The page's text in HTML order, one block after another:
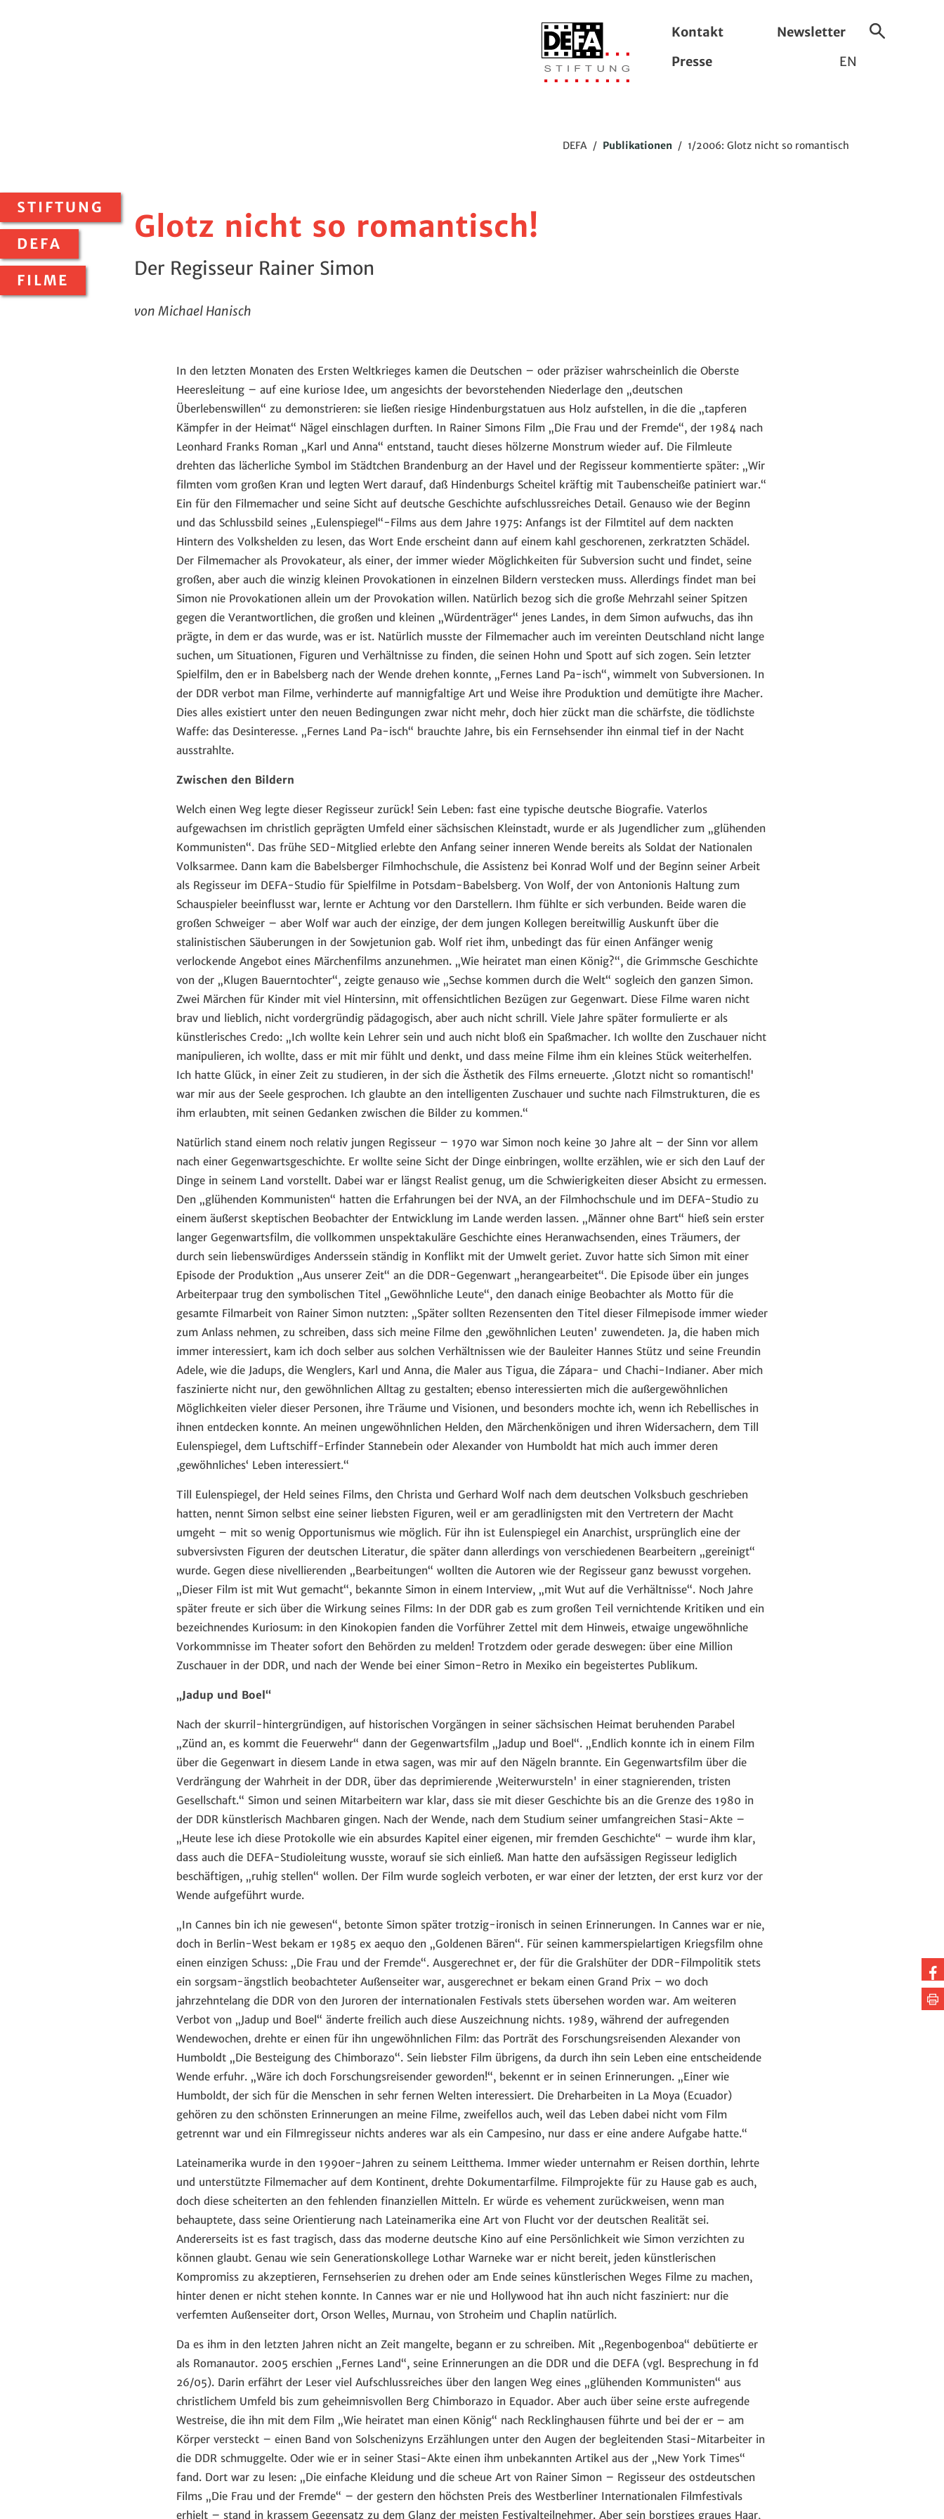
STIFTUNG
DEFA
FILME
Kontakt
Newsletter
Presse
EN
DEFA / Publikationen / 1/2006: Glotz nicht so romantisch
Glotz nicht so romantisch!
Der Regisseur Rainer Simon
von Michael Hanisch
In den letzten Monaten des Ersten Weltkrieges kamen die Deutschen – oder präziser wahrscheinlich die Oberste
Heeresleitung – auf eine kuriose Idee, um angesichts der bevorstehenden Niederlage den „deutschen
Überlebenswillen“ zu demonstrieren: sie ließen riesige Hindenburgstatuen aus Holz aufstellen, in die die „tapferen
Kämpfer in der Heimat“ Nägel einschlagen durften. In Rainer Simons Film „Die Frau und der Fremde“, der 1984 nach
Leonhard Franks Roman „Karl und Anna“ entstand, taucht dieses hölzerne Monstrum wieder auf. Die Filmleute
drehten das lächerliche Symbol im Städtchen Brandenburg an der Havel und der Regisseur kommentierte später: „Wir
filmten vom großen Kran und legten Wert darauf, daß Hindenburgs Scheitel kräftig mit Taubenscheiße patiniert war.“
Ein für den Filmemacher und seine Sicht auf deutsche Geschichte aufschlussreiches Detail. Genauso wie der Beginn
und das Schlussbild seines „Eulenspiegel“-Films aus dem Jahre 1975: Anfangs ist der Filmtitel auf dem nackten
Hintern des Volkshelden zu lesen, das Wort Ende erscheint dann auf einem kahl geschorenen, zerkratzten Schädel.
Der Filmemacher als Provokateur, als einer, der immer wieder Möglichkeiten für Subversion sucht und findet, seine
großen, aber auch die winzig kleinen Provokationen in einzelnen Bildern verstecken muss. Allerdings findet man bei
Simon nie Provokationen allein um der Provokation willen. Natürlich bezog sich die große Mehrzahl seiner Spitzen
gegen die Verantwortlichen, die großen und kleinen „Würdenträger“ jenes Landes, in dem Simon aufwuchs, das ihn
prägte, in dem er das wurde, was er ist. Natürlich musste der Filmemacher auch im vereinten Deutschland nicht lange
suchen, um Situationen, Figuren und Verhältnisse zu finden, die seinen Hohn und Spott auf sich zogen. Sein letzter
Spielfilm, den er in Babelsberg nach der Wende drehen konnte, „Fernes Land Pa-isch“, wimmelt von Subversionen. In
der DDR verbot man Filme, verhinderte auf mannigfaltige Art und Weise ihre Produktion und demütigte ihre Macher.
Dies alles existiert unter den neuen Bedingungen zwar nicht mehr, doch hier zückt man die schärfste, die tödlichste
Waffe: das Desinteresse. „Fernes Land Pa-isch“ brauchte Jahre, bis ein Fernsehsender ihn einmal tief in der Nacht
ausstrahlte.
Zwischen den Bildern
Welch einen Weg legte dieser Regisseur zurück! Sein Leben: fast eine typische deutsche Biografie. Vaterlos
aufgewachsen im christlich geprägten Umfeld einer sächsischen Kleinstadt, wurde er als Jugendlicher zum „glühenden
Kommunisten“. Das frühe SED-Mitglied erlebte den Anfang seiner inneren Wende bereits als Soldat der Nationalen
Volksarmee. Dann kam die Babelsberger Filmhochschule, die Assistenz bei Konrad Wolf und der Beginn seiner Arbeit
als Regisseur im DEFA-Studio für Spielfilme in Potsdam-Babelsberg. Von Wolf, der von Antonionis Haltung zum
Schauspieler beeinflusst war, lernte er Achtung vor den Darstellern. Ihm fühlte er sich verbunden. Beide waren die
großen Schweiger – aber Wolf war auch der einzige, der dem jungen Kollegen bereitwillig Auskunft über die
stalinistischen Säuberungen in der Sowjetunion gab. Wolf riet ihm, unbedingt das für einen Anfänger wenig
verlockende Angebot eines Märchenfilms anzunehmen. „Wie heiratet man einen König?“, die Grimmsche Geschichte
von der „Klugen Bauerntochter“, zeigte genauso wie „Sechse kommen durch die Welt“ sogleich den ganzen Simon.
Zwei Märchen für Kinder mit viel Hintersinn, mit offensichtlichen Bezügen zur Gegenwart. Diese Filme waren nicht
brav und lieblich, nicht vordergründig pädagogisch, aber auch nicht schrill. Viele Jahre später formulierte er als
künstlerisches Credo: „Ich wollte kein Lehrer sein und auch nicht bloß ein Spaßmacher. Ich wollte den Zuschauer nicht
manipulieren, ich wollte, dass er mit mir fühlt und denkt, und dass meine Filme ihm ein kleines Stück weiterhelfen.
Ich hatte Glück, in einer Zeit zu studieren, in der sich die Ästhetik des Films erneuerte. ,Glotzt nicht so romantisch!'
war mir aus der Seele gesprochen. Ich glaubte an den intelligenten Zuschauer und suchte nach Filmstrukturen, die es
ihm erlaubten, mit seinen Gedanken zwischen die Bilder zu kommen.“
Natürlich stand einem noch relativ jungen Regisseur – 1970 war Simon noch keine 30 Jahre alt – der Sinn vor allem
nach einer Gegenwartsgeschichte. Er wollte seine Sicht der Dinge einbringen, wollte erzählen, wie er sich den Lauf der
Dinge in seinem Land vorstellt. Dabei war er längst Realist genug, um die Schwierigkeiten dieser Absicht zu ermessen.
Den „glühenden Kommunisten“ hatten die Erfahrungen bei der NVA, an der Filmhochschule und im DEFA-Studio zu
einem äußerst skeptischen Beobachter der Entwicklung im Lande werden lassen. „Männer ohne Bart“ hieß sein erster
langer Gegenwartsfilm, die vollkommen unspektakuläre Geschichte eines Heranwachsenden, eines Träumers, der
durch sein liebenswürdiges Anderssein ständig in Konflikt mit der Umwelt geriet. Zuvor hatte sich Simon mit einer
Episode der Produktion „Aus unserer Zeit“ an die DDR-Gegenwart „herangearbeitet“. Die Episode über ein junges
Arbeiterpaar trug den symbolischen Titel „Gewöhnliche Leute“, den danach einige Beobachter als Motto für die
gesamte Filmarbeit von Rainer Simon nutzten: „Später sollten Rezensenten den Titel dieser Filmepisode immer wieder
zum Anlass nehmen, zu schreiben, dass sich meine Filme den ,gewöhnlichen Leuten' zuwendeten. Ja, die haben mich
immer interessiert, kam ich doch selber aus solchen Verhältnissen wie der Bauleiter Hannes Stütz und seine Freundin
Adele, wie die Jadups, die Wenglers, Karl und Anna, die Maler aus Tigua, die Zápara- und Chachi-Indianer. Aber mich
faszinierte nicht nur, den gewöhnlichen Alltag zu gestalten; ebenso interessierten mich die außergewöhnlichen
Möglichkeiten vieler dieser Personen, ihre Träume und Visionen, und besonders mochte ich, wenn ich Rebellisches in
ihnen entdecken konnte. An meinen ungewöhnlichen Helden, den Märchenkönigen und ihren Widersachern, dem Till
Eulenspiegel, dem Luftschiff-Erfinder Stannebein oder Alexander von Humboldt hat mich auch immer deren
,gewöhnliches‘ Leben interessiert.“
Till Eulenspiegel, der Held seines Films, den Christa und Gerhard Wolf nach dem deutschen Volksbuch geschrieben
hatten, nennt Simon selbst eine seiner liebsten Figuren, weil er am geradlinigsten mit den Vertretern der Macht
umgeht – mit so wenig Opportunismus wie möglich. Für ihn ist Eulenspiegel ein Anarchist, ursprünglich eine der
subversivsten Figuren der deutschen Literatur, die später dann allerdings von verschiedenen Bearbeitern „gereinigt“
wurde. Gegen diese nivellierenden „Bearbeitungen“ wollten die Autoren wie der Regisseur ganz bewusst vorgehen.
„Dieser Film ist mit Wut gemacht“, bekannte Simon in einem Interview, „mit Wut auf die Verhältnisse“. Noch Jahre
später freute er sich über die Wirkung seines Films: In der DDR gab es zum großen Teil vernichtende Kritiken und ein
bezeichnendes Kuriosum: in den Kinokopien fanden die Vorführer Zettel mit dem Hinweis, etwaige ungewöhnliche
Vorkommnisse im Theater sofort den Behörden zu melden! Trotzdem oder gerade deswegen: über eine Million
Zuschauer in der DDR, und nach der Wende bei einer Simon-Retro in Mexiko ein begeistertes Publikum.
„Jadup und Boel“
Nach der skurril-hintergründigen, auf historischen Vorgängen in seiner sächsischen Heimat beruhenden Parabel
„Zünd an, es kommt die Feuerwehr“ dann der Gegenwartsfilm „Jadup und Boel“. „Endlich konnte ich in einem Film
über die Gegenwart in diesem Lande in etwa sagen, was mir auf den Nägeln brannte. Ein Gegenwartsfilm über die
Verdrängung der Wahrheit in der DDR, über das deprimierende ,Weiterwursteln' in einer stagnierenden, tristen
Gesellschaft.“ Simon und seinen Mitarbeitern war klar, dass sie mit dieser Geschichte bis an die Grenze des 1980 in
der DDR künstlerisch Machbaren gingen. Nach der Wende, nach dem Studium seiner umfangreichen Stasi-Akte –
„Heute lese ich diese Protokolle wie ein absurdes Kapitel einer eigenen, mir fremden Geschichte“ – wurde ihm klar,
dass auch die DEFA-Studioleitung wusste, worauf sie sich einließ. Man hatte den aufsässigen Regisseur lediglich
beschäftigen, „ruhig stellen“ wollen. Der Film wurde sogleich verboten, er war einer der letzten, der erst kurz vor der
Wende aufgeführt wurde.
„In Cannes bin ich nie gewesen“, betonte Simon später trotzig-ironisch in seinen Erinnerungen. In Cannes war er nie,
doch in Berlin-West bekam er 1985 ex aequo den „Goldenen Bären“. Für seinen kammerspielartigen Kriegsfilm ohne
einen einzigen Schuss: „Die Frau und der Fremde“. Ausgerechnet er, der für die Gralshüter der DDR-Filmpolitik stets
ein sorgsam-ängstlich beobachteter Außenseiter war, ausgerechnet er bekam einen Grand Prix – wo doch
jahrzehntelang die DDR von den Juroren der internationalen Festivals stets übersehen worden war. Am weiteren
Verbot von „Jadup und Boel“ änderte freilich auch diese Auszeichnung nichts. 1989, während der aufregenden
Wendewochen, drehte er einen für ihn ungewöhnlichen Film: das Porträt des Forschungsreisenden Alexander von
Humboldt „Die Besteigung des Chimborazo“. Sein liebster Film übrigens, da durch ihn sein Leben eine entscheidende
Wende erfuhr. „Wäre ich doch Forschungsreisender geworden!“, bekennt er in seinen Erinnerungen. „Einer wie
Humboldt, der sich für die Menschen in sehr fernen Welten interessiert. Die Dreharbeiten in La Moya (Ecuador)
gehören zu den schönsten Erinnerungen an meine Filme, zweifellos auch, weil das Leben dabei nicht vom Film
getrennt war und ein Filmregisseur nichts anderes war als ein Campesino, nur dass er eine andere Aufgabe hatte.“
Lateinamerika wurde in den 1990er-Jahren zu seinem Leitthema. Immer wieder unternahm er Reisen dorthin, lehrte
und unterstützte Filmemacher auf dem Kontinent, drehte Dokumentarfilme. Filmprojekte für zu Hause gab es auch,
doch diese scheiterten an den fehlenden finanziellen Mitteln. Er würde es vehement zurückweisen, wenn man
behauptete, dass seine Orientierung nach Lateinamerika eine Art von Flucht vor der deutschen Realität sei.
Andererseits ist es fast tragisch, dass das moderne deutsche Kino auf eine Persönlichkeit wie Simon verzichten zu
können glaubt. Genau wie sein Generationskollege Lothar Warneke war er nicht bereit, jeden künstlerischen
Kompromiss zu akzeptieren, Fernsehserien zu drehen oder am Ende seines künstlerischen Weges Filme zu machen,
hinter denen er nicht stehen konnte. In Cannes war er nie und Hollywood hat ihn auch nicht fasziniert: nur die
verfemten Außenseiter dort, Orson Welles, Murnau, von Stroheim und Chaplin natürlich.
Da es ihm in den letzten Jahren nicht an Zeit mangelte, begann er zu schreiben. Mit „Regenbogenboa“ debütierte er
als Romanautor. 2005 erschien „Fernes Land“, seine Erinnerungen an die DDR und die DEFA (vgl. Besprechung in fd
26/05). Darin erfährt der Leser viel Aufschlussreiches über den langen Weg eines „glühenden Kommunisten“ aus
christlichem Umfeld bis zum geheimnisvollen Berg Chimborazo in Equador. Aber auch über seine erste aufregende
Westreise, die ihn mit dem Film „Wie heiratet man einen König“ nach Recklinghausen führte und bei der er – am
Körper versteckt – einen Band von Solschenizyns Erzählungen unter den Augen der begleitenden Stasi-Mitarbeiter in
die DDR schmuggelte. Oder wie er in seiner Stasi-Akte einen ihm unbekannten Artikel aus der „New York Times“
fand. Dort war zu lesen: „Die einfache Kleidung und die scheue Art von Rainer Simon – Regisseur des ostdeutschen
Films „Die Frau und der Fremde“ – der gestern den höchsten Preis des Westberliner Internationalen Filmfestivals
erhielt – stand in krassem Gegensatz zu dem Glanz der meisten Festivalteilnehmer. Aber sein borstiges graues Haar,